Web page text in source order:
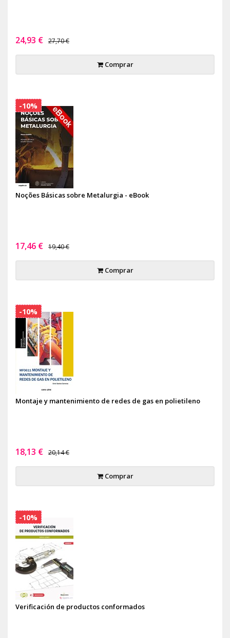
24,93 € 27,70 €
Comprar
Noções Básicas sobre Metalurgia - eBook
17,46 € 19,40 €
Comprar
-10%
Montaje y mantenimiento de redes de gas en polietileno
18,13 € 20,14 €
Comprar
-10%
Verificación de productos conformados
-10%